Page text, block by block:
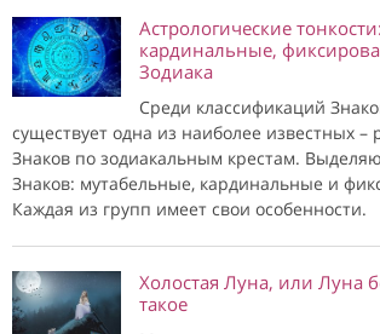
Астрологические
кардинальные,
Зодиака
Среди классификаций
существует одна из наиболее известных –
Знаков по зодиакальным крестам.
Знаков: мутабельные, кардинальные и
Каждая из групп имеет свои особенности.
Холостая Луна, или Луна
такое